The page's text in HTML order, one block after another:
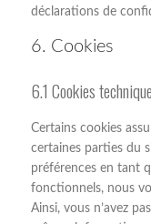
déclarations de
6. Cookies
6.1 Cookies
Certains cookies
certaines parties du
préférences en tant
fonctionnels, nous
Ainsi, vous n’avez